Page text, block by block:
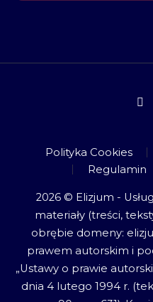
Polityka Cookies
Regulamin
2026 © Elizjum -
materiały (treści,
obrębie domeny:
prawem autorskim i
„Ustawy o prawie
dnia 4 lutego 1994 r.